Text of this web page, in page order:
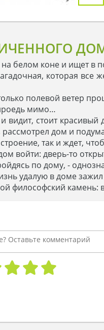
белом коне и ищет в
которая
полевой ветер
мимо…
видит, стоит
дом и
так и ждет,
войти: дверь-то
по дому, -
удалую в доме зажил
философский камень: